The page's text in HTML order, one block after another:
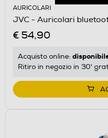
AURICOLARI
JVC - Auricolari
€ 54,90
Acquisto online:
Ritiro in negozio in 30'